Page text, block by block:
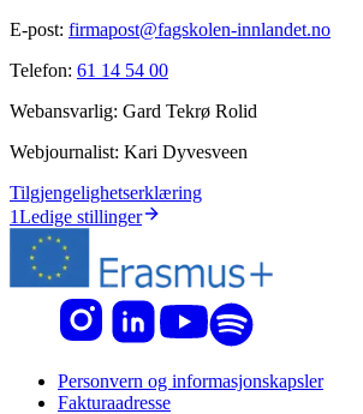
E-post: firmapost@fagskolen-innlandet.no
Telefon: 61 14 54 00
Webansvarlig: Gard Tekrø Rolid
Webjournalist: Kari Dyvesveen
Tilgjengelighetserklæring
1Ledige stillinger
Personvern og informasjonskapsler
Fakturaadresse